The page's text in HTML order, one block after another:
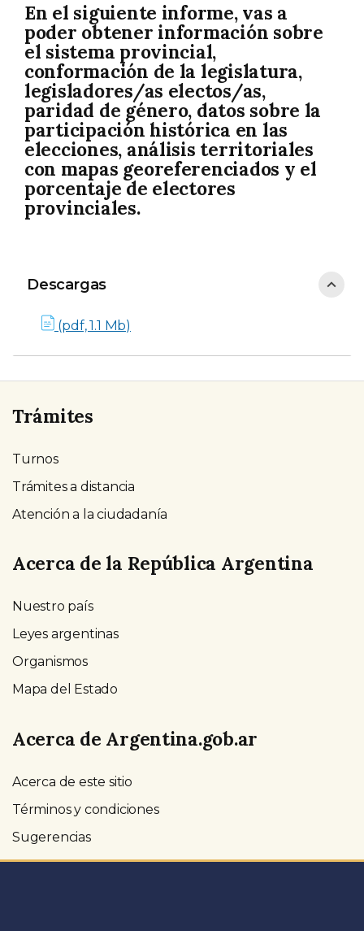
En el siguiente informe, vas a
poder obtener información sobre
el sistema provincial,
conformación de la legislatura,
legisladores/as electos/as,
paridad de género, datos sobre la
participación histórica en las
elecciones, análisis territoriales
con mapas georeferenciados y el
porcentaje de electores
provinciales.
Descargas
Descargas
(pdf, 1.1 Mb)
Trámites
Turnos
Trámites a distancia
Atención a la ciudadanía
Acerca de la República Argentina
Nuestro país
Leyes argentinas
Organismos
Mapa del Estado
Acerca de Argentina.gob.ar
Acerca de este sitio
Términos y condiciones
Sugerencias